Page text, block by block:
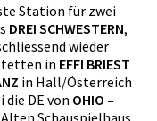
Station für zwei
DREI SCHWESTERN,
wieder
in EFFI BRIEST
in Hall/Österreich
DE von OHIO –
Schauspielhaus